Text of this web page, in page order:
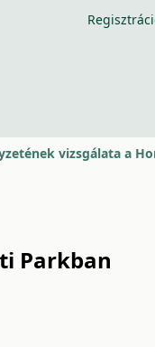
vizsgálata a
Parkban